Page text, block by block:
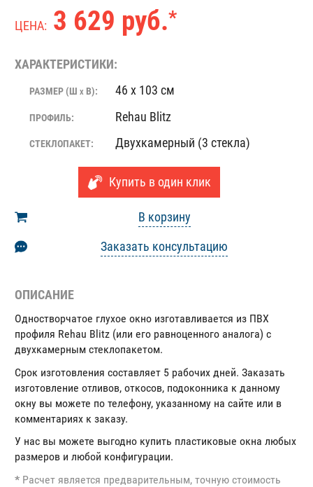
ЦЕНА: 3 629 руб.*
ХАРАКТЕРИСТИКИ:
РАЗМЕР (Ш X В): 46 x 103 см
ПРОФИЛЬ: Rehau Blitz
СТЕКЛОПАКЕТ: Двухкамерный (3 стекла)
Купить в один клик
В корзину
Заказать консультацию
ОПИСАНИЕ
Одностворчатое глухое окно изготавливается из ПВХ
профиля Rehau Blitz (или его равноценного аналога) с
двухкамерным стеклопакетом.
Срок изготовления составляет 5 рабочих дней. Заказать
изготовление отливов, откосов, подоконника к данному
окну вы можете по телефону, указанному на сайте или в
комментариях к заказу.
У нас вы можете выгодно купить пластиковые окна любых
размеров и любой конфигурации.
* Расчет является предварительным, точную стоимость